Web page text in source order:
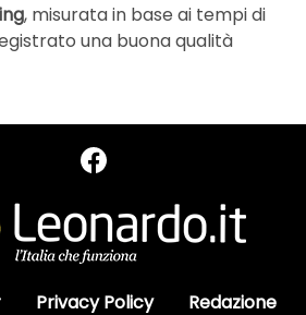
, misurata in base ai tempi di
una buona qualità
Privacy Policy Redazione